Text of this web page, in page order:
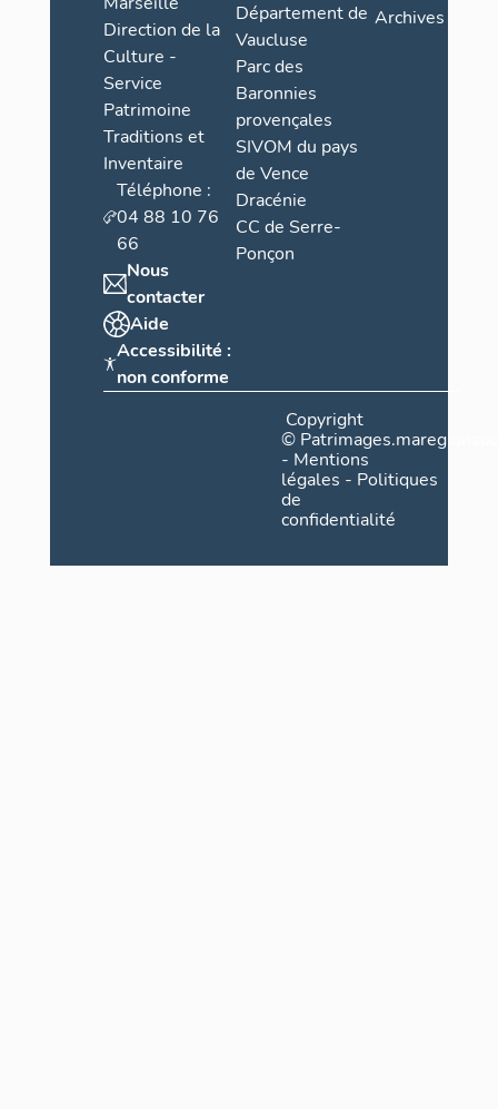
Direction de la
Culture -
Service
Patrimoine
Traditions et
Inventaire
Téléphone :
04 88 10 76
66
Nous
contacter
Aide
Accessibilité :
non conforme
Département de
Vaucluse
Parc des
Baronnies
provençales
SIVOM du pays
de Vence
Dracénie
CC de Serre-
Ponçon
Archives
Copyright
©
- Mentions
légales - Politiques
de
confidentialité